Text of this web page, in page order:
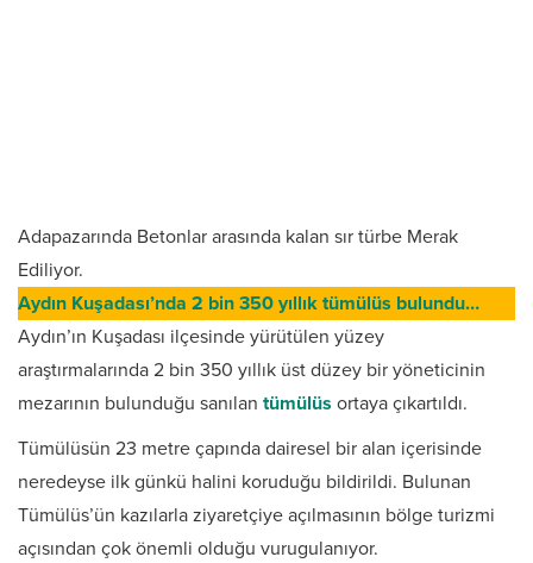
Adapazarında Betonlar arasında kalan sır türbe Merak
Ediliyor.
Aydın Kuşadası’nda 2 bin 350 yıllık tümülüs bulundu…
Aydın’ın Kuşadası ilçesinde yürütülen yüzey
araştırmalarında 2 bin 350 yıllık üst düzey bir yöneticinin
mezarının bulunduğu sanılan tümülüs ortaya çıkartıldı.
Tümülüsün 23 metre çapında dairesel bir alan içerisinde
neredeyse ilk günkü halini koruduğu bildirildi. Bulunan
Tümülüs’ün kazılarla ziyaretçiye açılmasının bölge turizmi
açısından çok önemli olduğu vurugulanıyor.